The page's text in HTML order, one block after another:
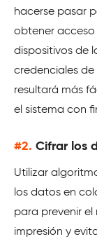
hacerse pasar
obtener acceso
dispositivos de
credenciales
resultará más
el sistema con
#2. Cifrar los
Utilizar
los datos en
para prevenir
impresión y